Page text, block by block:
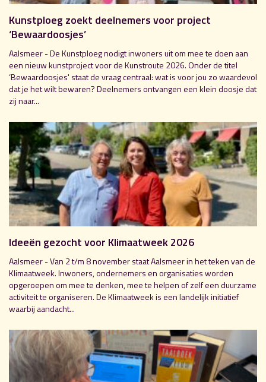
Kunstploeg zoekt deelnemers voor project
‘Bewaardoosjes’
Aalsmeer - De Kunstploeg nodigt inwoners uit om mee te doen aan
een nieuw kunstproject voor de Kunstroute 2026. Onder de titel
‘Bewaardoosjes' staat de vraag centraal: wat is voor jou zo waardevol
dat je het wilt bewaren? Deelnemers ontvangen een klein doosje dat
zij naar...
Ideeën gezocht voor Klimaatweek 2026
Aalsmeer - Van 2 t/m 8 november staat Aalsmeer in het teken van de
Klimaatweek. Inwoners, ondernemers en organisaties worden
opgeroepen om mee te denken, mee te helpen of zelf een duurzame
activiteit te organiseren. De Klimaatweek is een landelijk initiatief
waarbij aandacht...